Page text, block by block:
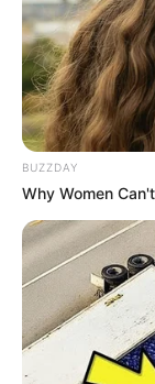
BUZZDAY
Why Women